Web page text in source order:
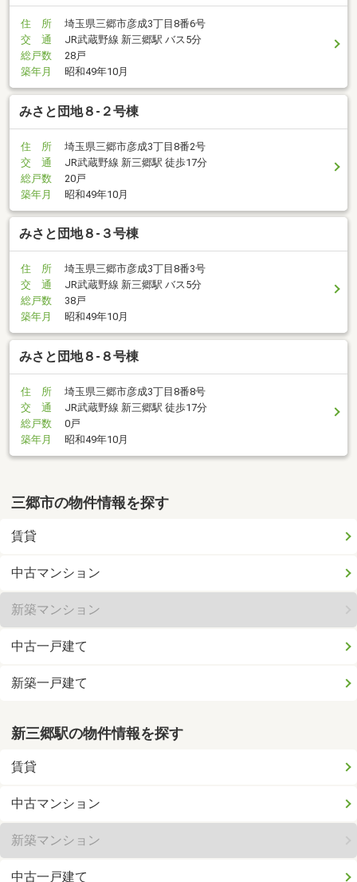
住 所
埼玉県三郷市彦成3丁目8番6号
交 通
JR武蔵野線 新三郷駅 バス5分
総戸数
28戸
築年月
昭和49年10月
みさと団地８-２号棟
住 所
埼玉県三郷市彦成3丁目8番2号
交 通
JR武蔵野線 新三郷駅 徒歩17分
総戸数
20戸
築年月
昭和49年10月
みさと団地８-３号棟
住 所
埼玉県三郷市彦成3丁目8番3号
交 通
JR武蔵野線 新三郷駅 バス5分
総戸数
38戸
築年月
昭和49年10月
みさと団地８-８号棟
住 所
埼玉県三郷市彦成3丁目8番8号
交 通
JR武蔵野線 新三郷駅 徒歩17分
総戸数
0戸
築年月
昭和49年10月
三郷市の物件情報を探す
賃貸
中古マンション
新築マンション
中古一戸建て
新築一戸建て
新三郷駅の物件情報を探す
賃貸
中古マンション
新築マンション
中古一戸建て